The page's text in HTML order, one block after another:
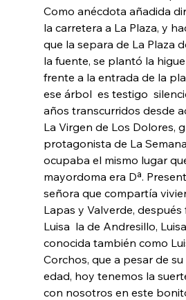
Como anécdota añadida
la carretera a La Plaza, y
que la separa de La Plaza
la fuente, se plantó la
frente a la entrada de la
ese árbol  es testigo
años transcurridos desde
La Virgen de Los Dolores,
protagonista de La
ocupaba el mismo lugar
mayordoma era Dª.
señora que compartía
Lapas y Valverde, después
Luisa  la de Andresillo,
conocida también como
Corchos, que a pesar de
edad, hoy tenemos la
con nosotros en este